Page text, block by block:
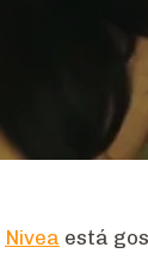
Nivea está